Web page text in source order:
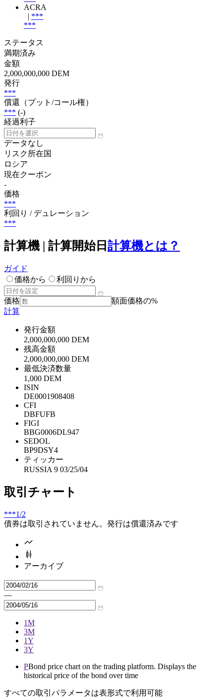
ACRA
| ***
***
ステータス
満期済み
金額
2,000,000,000 DEM
発行
***
償還（プット/コール権）
*** (-)
経過利子
データなし
リスク所在国
ロシア
現在クーポン
-
価格
***
利回り / デュレーション
***
計算機 | 計算開始日 計算機とは？
ガイド
価格から
利回りから
価格
額面価格の%
計算
発行金額
2,000,000,000 DEM
残高金額
2,000,000,000 DEM
最低決済数量
1,000 DEM
ISIN
DE0001908408
CFI
DBFUFB
FIGI
BBG0006DL947
SEDOL
BP9DSY4
ティッカー
RUSSIA 9 03/25/04
取引チャート
***1/2
債券は取引されていません。発行は償還済みです
アーカイブ
—
1M
3M
1Y
3Y
PBond price chart on the trading platform. Displays the
historical price of the bond over time
すべての取引パラメータは表形式で利用可能